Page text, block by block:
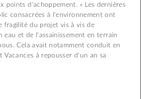
pour
le
SNJ
points d'achoppement. « Les dernières
consacrées à l'environnement ont
fragilité du projet vis à vis de
eau et de l'assainissement en terrain
Cela avait notamment conduit en
à repousser d'un an sa